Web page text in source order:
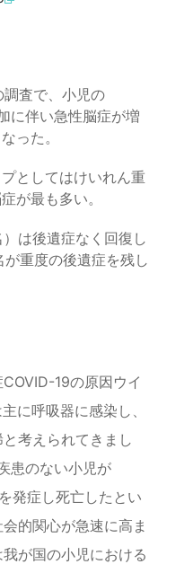
査で、小児の
に伴い急性脳症が増
った。
としてはけいれん重
が最も多い。
は後遺症なく回復し
重度の後遺症を残し
19の原因ウイ
に呼吸器に感染し、
考えられてきまし
患のない小児が
発症し死亡したとい
的関心が急速に高ま
が国の小児における